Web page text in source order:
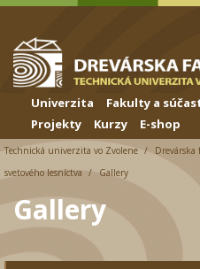
Skip to cookies
Skip to navigation
Skočiť na hlavný obsah
Univerzita Fakulty a
Projekty
Kurzy E-shop
Technická univerzita vo Zvolene Drevárska
svetového lesníctva
Gallery
Gallery